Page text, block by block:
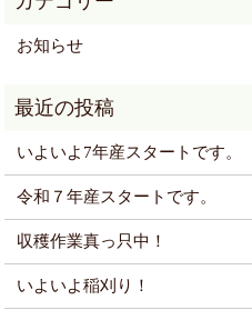
お知らせ
いよいよ7年産スタートです。
令和７年産スタートです。
収穫作業真っ只中！
いよいよ稲刈り！